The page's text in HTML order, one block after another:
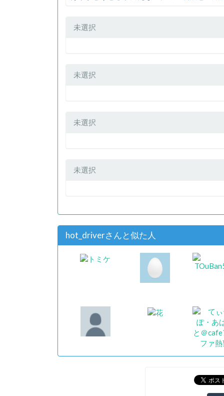
未選択
未選択
未選択
未選択
hot_driverさんと似た人